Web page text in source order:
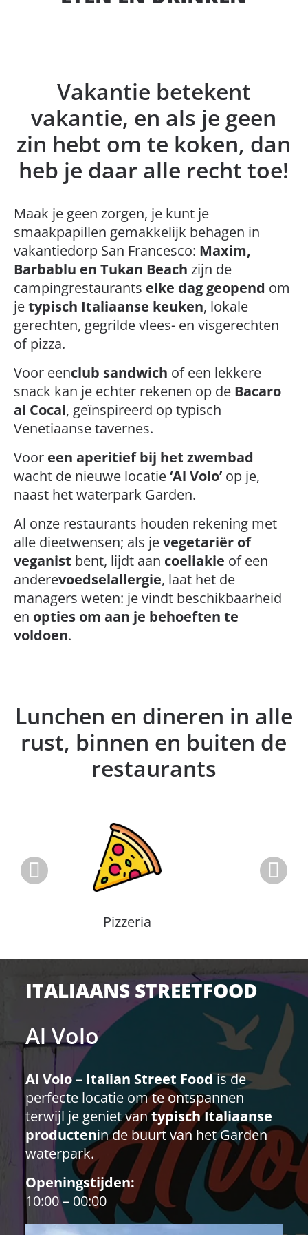
Vakantie betekent
vakantie, en als je geen
zin hebt om te koken, dan
heb je daar alle recht toe!
Maak je geen zorgen, je kunt je
smaakpapillen gemakkelijk behagen in
vakantiedorp San Francesco: Maxim,
Barbablu en Tukan Beach zijn de
campingrestaurants elke dag geopend om
jetypisch Italiaanse keuken, lokale
gerechten, gegrilde vlees- en visgerechten
of pizza.
Voor eenclub sandwich of een lekkere
snack kan je echter rekenen op de Bacaro
ai Cocai, geïnspireerd op typisch
Venetiaanse tavernes.
Voor een aperitief bij het zwembad
wacht de nieuwe locatie‘Al Volo’ op je,
naast het waterpark Garden.
Al onze restaurants houden rekening met
alle dieetwensen; als jevegetariër of
veganist bent, lijdt aan coeliakie of een
anderevoedselallergie, laat het de
managers weten: je vindt beschikbaarheid
en opties om aan je behoeften te
voldoen.
Lunchen en dineren in alle
rust, binnen en buiten de
restaurants
Pizzeria
ITALIAANS STREETFOOD
Al Volo
Al Volo– Italian Street Foodis de
perfecte locatie om te ontspannen
terwijl je geniet vantypisch Italiaanse
productenin de buurt van het Garden
waterpark.
Openingstijden:
10:00 – 00:00